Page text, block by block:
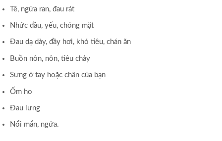
Tê, ngứa ran, đau rát
Nhức đầu, yếu, chóng mặt
Đau dạ dày, đầy hơi, khó tiêu, chán ăn
Buồn nôn, nôn, tiêu chảy
Sưng ở tay hoặc chân của bạn
Ốm ho
Đau lưng
Nổi mẩn, ngứa.